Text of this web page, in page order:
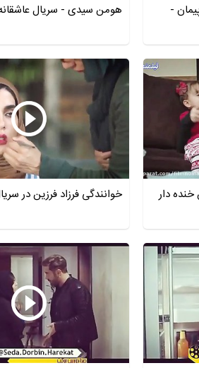
-
هومن سیدی - سریال
دار
خوانندگی فرزاد فرزین در